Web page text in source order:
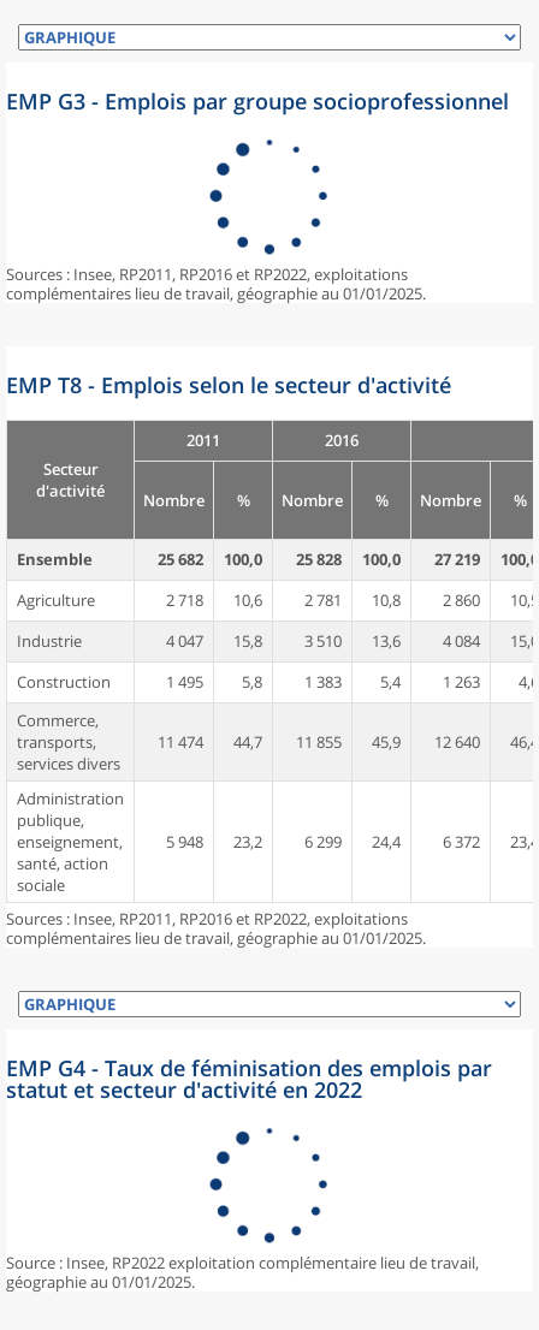
EMP G3 - Emplois par groupe socioprofessionnel
Sources : Insee, RP2011, RP2016 et RP2022, exploitations
complémentaires lieu de travail, géographie au 01/01/2025.
EMP T8 - Emplois selon le secteur d'activité
Secteur
d'activité
2011 2016
Nombre % Nombre % Nombre %
Ensemble 25 682 100,0 25 828 100,0 27 219
100,0
Agriculture
2 718 10,6 2 781 10,8 2 860
10,5
Industrie
4 047 15,8 3 510 13,6 4 084
15,0
Construction
1 495 5,8 1 383 5,4 1 263
4,6
Commerce,
transports,
services divers
11 474 44,7 11 855 45,9 12 640 46,4
Administration
publique,
enseignement,
santé, action
sociale
5 948 23,2 6 299 24,4 6 372 23,4
Sources : Insee, RP2011, RP2016 et RP2022, exploitations
complémentaires lieu de travail, géographie au 01/01/2025.
EMP G4 - Taux de féminisation des emplois par
statut et secteur d'activité en 2022
Source : Insee, RP2022 exploitation complémentaire lieu de travail,
géographie au 01/01/2025.